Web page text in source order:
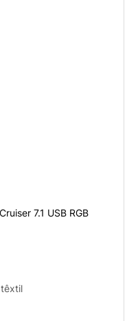
7.1 USB RGB